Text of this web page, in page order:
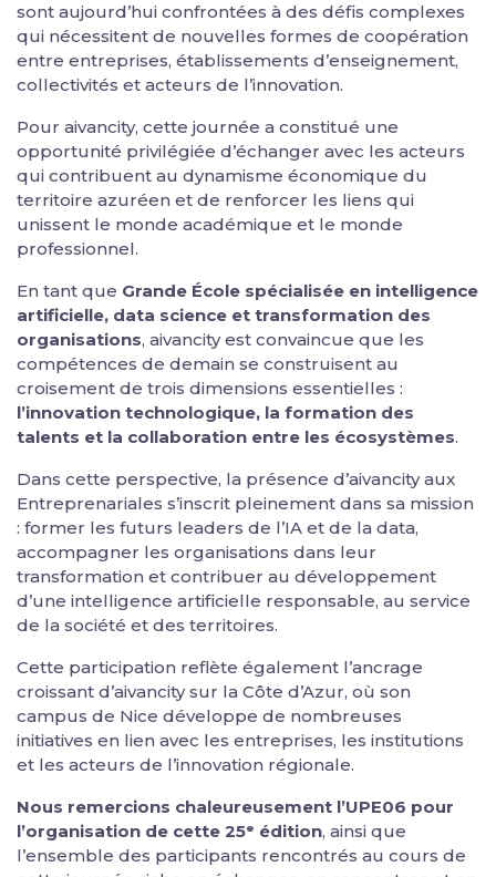
sont aujourd’hui confrontées à des défis complexes
qui nécessitent de nouvelles formes de coopération
entre entreprises, établissements d’enseignement,
collectivités et acteurs de l’innovation.
Pour aivancity, cette journée a constitué une
opportunité privilégiée d’échanger avec les acteurs
qui contribuent au dynamisme économique du
territoire azuréen et de renforcer les liens qui
unissent le monde académique et le monde
professionnel.
En tant que Grande École spécialisée en intelligence
artificielle, data science et transformation des
organisations, aivancity est convaincue que les
compétences de demain se construisent au
croisement de trois dimensions essentielles :
l’innovation technologique, la formation des
talents et la collaboration entre les écosystèmes.
Dans cette perspective, la présence d’aivancity aux
Entreprenariales s’inscrit pleinement dans sa mission
: former les futurs leaders de l’IA et de la data,
accompagner les organisations dans leur
transformation et contribuer au développement
d’une intelligence artificielle responsable, au service
de la société et des territoires.
Cette participation reflète également l’ancrage
croissant d’aivancity sur la Côte d’Azur, où son
campus de Nice développe de nombreuses
initiatives en lien avec les entreprises, les institutions
et les acteurs de l’innovation régionale.
Nous remercions chaleureusement l’UPE06 pour
l’organisation de cette 25ᵉ édition, ainsi que
l’ensemble des participants rencontrés au cours de